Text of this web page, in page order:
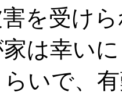
受けら
は幸い
いで、